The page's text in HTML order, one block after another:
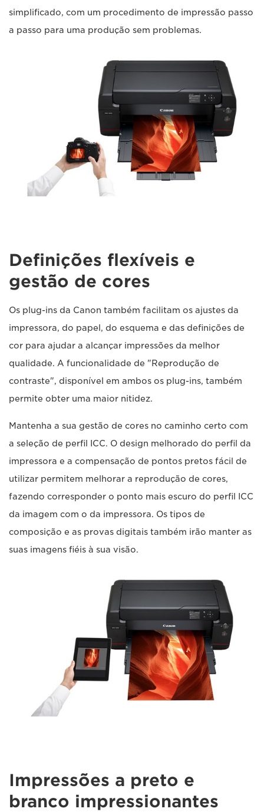
simplificado, com um procedimento de impressão passo
a passo para uma produção sem problemas.
Definições flexíveis e
gestão de cores
Os plug-ins da Canon também facilitam os ajustes da
impressora, do papel, do esquema e das definições de
cor para ajudar a alcançar impressões da melhor
qualidade. A funcionalidade de "Reprodução de
contraste", disponível em ambos os plug-ins, também
permite obter uma maior nitidez.
Mantenha a sua gestão de cores no caminho certo com
a seleção de perfil ICC. O design melhorado do perfil da
impressora e a compensação de pontos pretos fácil de
utilizar permitem melhorar a reprodução de cores,
fazendo corresponder o ponto mais escuro do perfil ICC
da imagem com o da impressora. Os tipos de
composição e as provas digitais também irão manter as
suas imagens fiéis à sua visão.
Impressões a preto e
branco impressionantes